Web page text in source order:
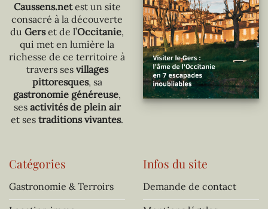
Caussens.netest un site
consacré à la découverte
du Gerset de l’Occitanie,
qui met en lumière la
richesse de ce territoire à
travers ses villages
pittoresques, sa
gastronomie généreuse,
ses activités de plein air
et ses traditions vivantes.
Catégories
Gastronomie & Terroirs
Infos du site
Demande de contact